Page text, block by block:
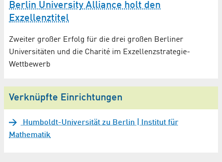
Berlin University Alliance holt den
Exzellenztitel
Zweiter großer Erfolg für die drei großen Berliner
Universitäten und die Charité im Exzellenzstrategie-
Wettbewerb
Verknüpfte Einrichtungen
Humboldt-Universität zu Berlin | Institut für
Mathematik